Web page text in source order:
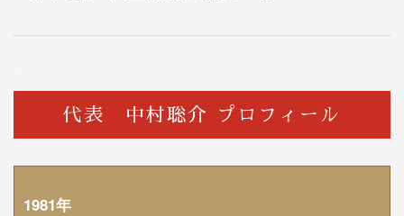
代表 中村聡介 プロフィール
1981年